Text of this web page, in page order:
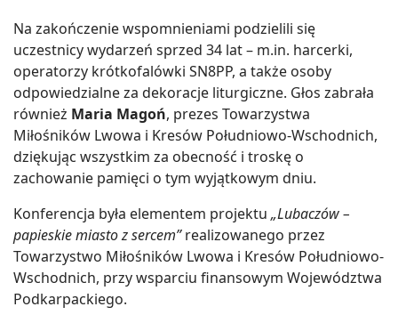
Na zakończenie wspomnieniami podzielili się
uczestnicy wydarzeń sprzed 34 lat – m.in. harcerki,
operatorzy krótkofalówki SN8PP, a także osoby
odpowiedzialne za dekoracje liturgiczne. Głos zabrała
również Maria Magoń, prezes Towarzystwa
Miłośników Lwowa i Kresów Południowo-Wschodnich,
dziękując wszystkim za obecność i troskę o
zachowanie pamięci o tym wyjątkowym dniu.
Konferencja była elementem projektu „Lubaczów –
papieskie miasto z sercem”realizowanego przez
Towarzystwo Miłośników Lwowa i Kresów Południowo-
Wschodnich, przy wsparciu finansowym Województwa
Podkarpackiego.